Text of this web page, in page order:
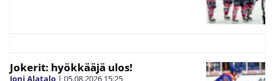
Jokerit: hyökkääjä ulos!
Joni Alatalo | 05.08.2026 15:25